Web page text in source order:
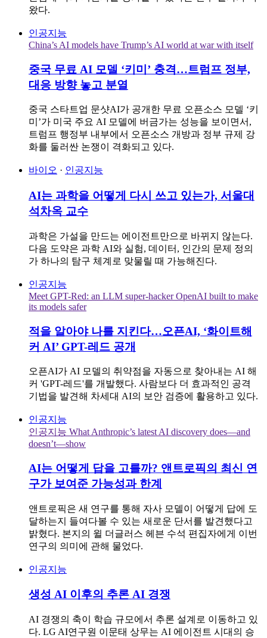
왔다.
인공지능
China’s AI models have Trump’s AI world at war with itself
중국 무료 AI 모델 ‘키미’ 충격…트럼프 정부,
대응 방향 놓고 분열
중국 스타트업 문샷AI가 공개한 무료 오픈소스 모델 ‘키
미’가 미국 주요 AI 모델에 버금가는 성능을 보이면서,
트럼프 행정부 내부에서 오픈소스 개방과 정부 규제 강
화를 둘러싼 논쟁이 격화되고 있다.
바이오 · 인공지능
AI는 과학을 어떻게 다시 쓰고 있는가, 서울대
석차옥 교수
과학은 가설을 만드는 에이전트만으로 바뀌지 않는다.
다음 도약은 과학 AI와 실험, 데이터, 인간의 문제 정의
가 하나의 탐구 체계로 맞물릴 때 가능해진다.
인공지능
Meet GPT-Red: an LLM super-hacker OpenAI built to make
its models safer
적을 알아야 나를 지킨다…오픈AI, ‘화이트해
커 AI’ GPT-레드 공개
오픈AI가 AI 모델의 취약점을 자동으로 찾아내는 AI 해
커 'GPT-레드'를 개발했다. 사람보다 더 효과적인 공격
기법을 발견해 차세대 AI의 보안 검증에 활용하고 있다.
인공지능
인공지능 What Anthropic’s latest AI discovery does—and
doesn’t—show
AI는 어떻게 답을 고를까? 앤트로픽의 최신 연
구가 보여준 가능성과 한계
앤트로픽은 새 연구를 통해 자사 모델이 어떻게 답에 도
달하는지 들여다볼 수 있는 새로운 단서를 발견했다고
밝혔다. 본지의 윌 더글러스 헤븐 수석 편집자에게 이번
연구의 의미에 관해 물었다.
인공지능
생성 AI 이후의 추론 AI 경쟁
AI 경쟁의 축이 학습 규모에서 추론 설계로 이동하고 있
다. LG AI연구원 이문태 상무는 AI 에이전트 시대의 승